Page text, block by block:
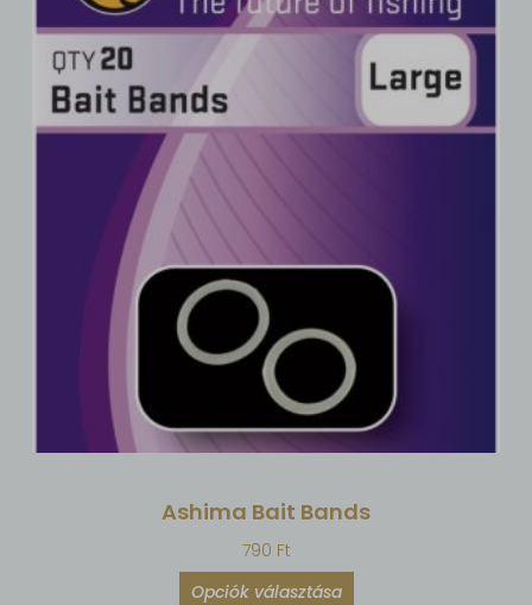
Ashima Bait Bands
790 Ft
Opciók választása